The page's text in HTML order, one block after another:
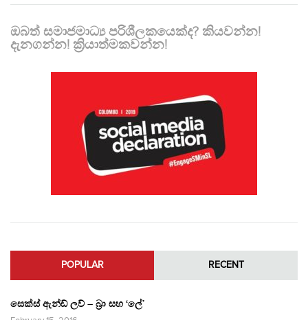
ඔබත් සමාජමාධ්‍ය පරිශීලකයෙක්ද? කියවන්න!
දැනගන්න! ක්‍රියාත්මකවන්න!
POPULAR RECENT
සෙක්ස් ඇන්ඩ් ලව් – බ්‍රා සහ ‘ලේ’